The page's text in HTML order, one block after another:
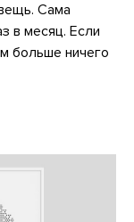
Сама
в месяц. Если
больше ничего